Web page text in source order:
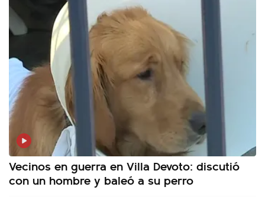
Vecinos en guerra en Villa Devoto: discutió
con un hombre y baleó a su perro